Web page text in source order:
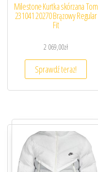
Milestone Kurtka skórzana Tom
231041 20270 Brązowy Regular
Fit
2 069,00zł
Sprawdź teraz!